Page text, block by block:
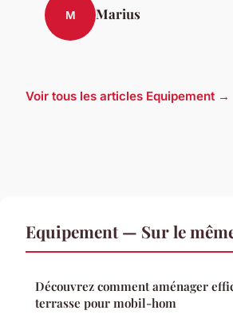
M Marius
Voir tous les articles Equipement →
Equipement — Sur le
Découvrez comment aménager
terrasse pour mobil-hom